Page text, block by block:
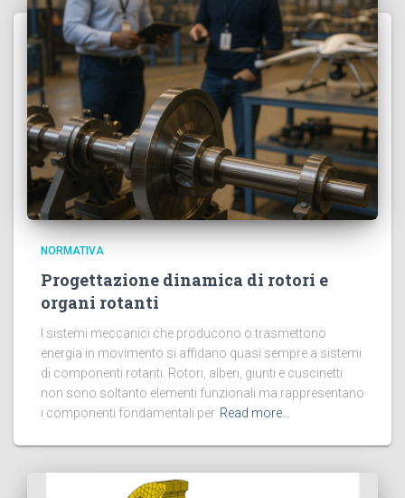
NORMATIVA
Progettazione dinamica di rotori e
organi rotanti
I sistemi meccanici che producono o trasmettono
energia in movimento si affidano quasi sempre a sistemi
di componenti rotanti. Rotori, alberi, giunti e cuscinetti
non sono soltanto elementi funzionali ma rappresentano
i componenti fondamentali per Read more…